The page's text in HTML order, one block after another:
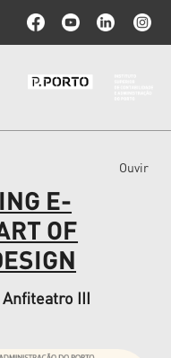
Ouvir
E-
OF
Anfiteatro III